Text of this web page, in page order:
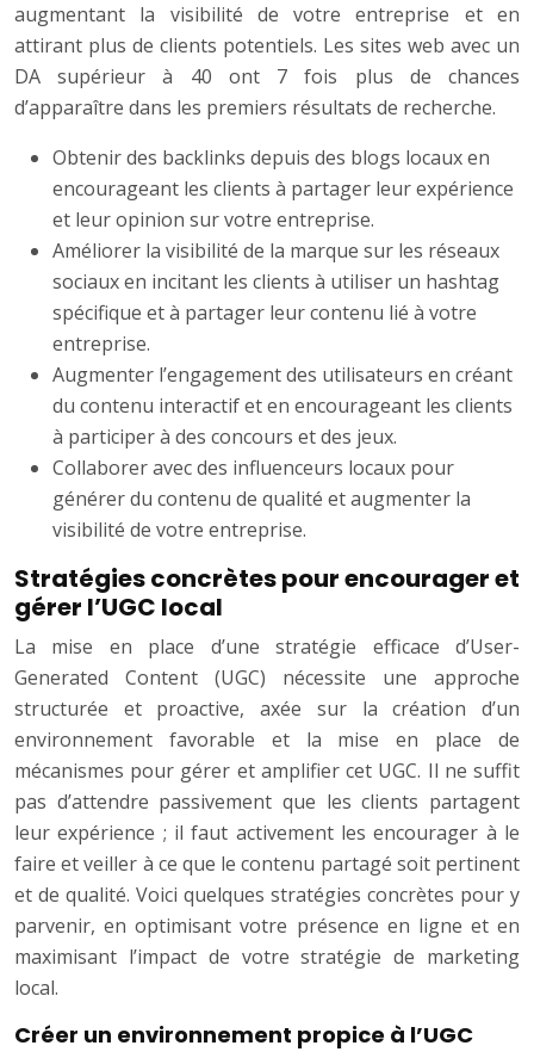
augmentant la visibilité de votre entreprise et en
attirant plus de clients potentiels. Les sites web avec un
DA supérieur à 40 ont 7 fois plus de chances
d’apparaître dans les premiers résultats de recherche.
Obtenir des backlinks depuis des blogs locaux en
encourageant les clients à partager leur expérience
et leur opinion sur votre entreprise.
Améliorer la visibilité de la marque sur les réseaux
sociaux en incitant les clients à utiliser un hashtag
spécifique et à partager leur contenu lié à votre
entreprise.
Augmenter l’engagement des utilisateurs en créant
du contenu interactif et en encourageant les clients
à participer à des concours et des jeux.
Collaborer avec des influenceurs locaux pour
générer du contenu de qualité et augmenter la
visibilité de votre entreprise.
Stratégies concrètes pour encourager et
gérer l’UGC local
La mise en place d’une stratégie efficace d’User-
Generated Content (UGC) nécessite une approche
structurée et proactive, axée sur la création d’un
environnement favorable et la mise en place de
mécanismes pour gérer et amplifier cet UGC. Il ne suffit
pas d’attendre passivement que les clients partagent
leur expérience ; il faut activement les encourager à le
faire et veiller à ce que le contenu partagé soit pertinent
et de qualité. Voici quelques stratégies concrètes pour y
parvenir, en optimisant votre présence en ligne et en
maximisant l’impact de votre stratégie de marketing
local.
Créer un environnement propice à l’UGC